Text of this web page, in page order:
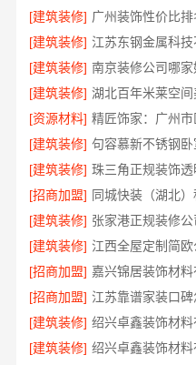
[建筑装修]
[建筑装修] 江苏东钢金属科
[建筑装修] 南京装修公司哪
[建筑装修] 湖北百年米莱空
[资源材料] 精匠饰家：广州
[建筑装修] 句容慕新不锈钢
[建筑装修]
[招商加盟]
[建筑装修]
[建筑装修]
[招商加盟]
[招商加盟] 江苏靠谱家装口
[建筑装修]
[建筑装修]